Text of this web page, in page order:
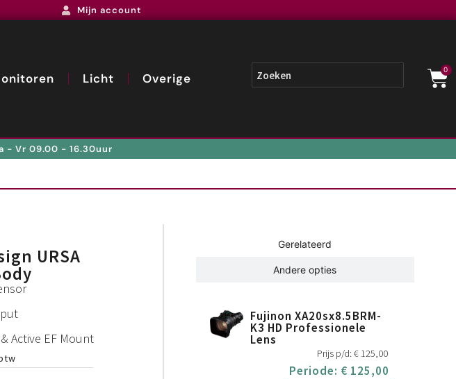
Mijn account
Licht Overige
0
- Vr 09.00 - 16.30uur
URSA
Active EF Mount
Gerelateerd
Andere opties
Fujinon XA20sx8.5BRM-
K3 HD Professionele
Lens
Prijs p/d: € 125,00
Periode: € 125,00